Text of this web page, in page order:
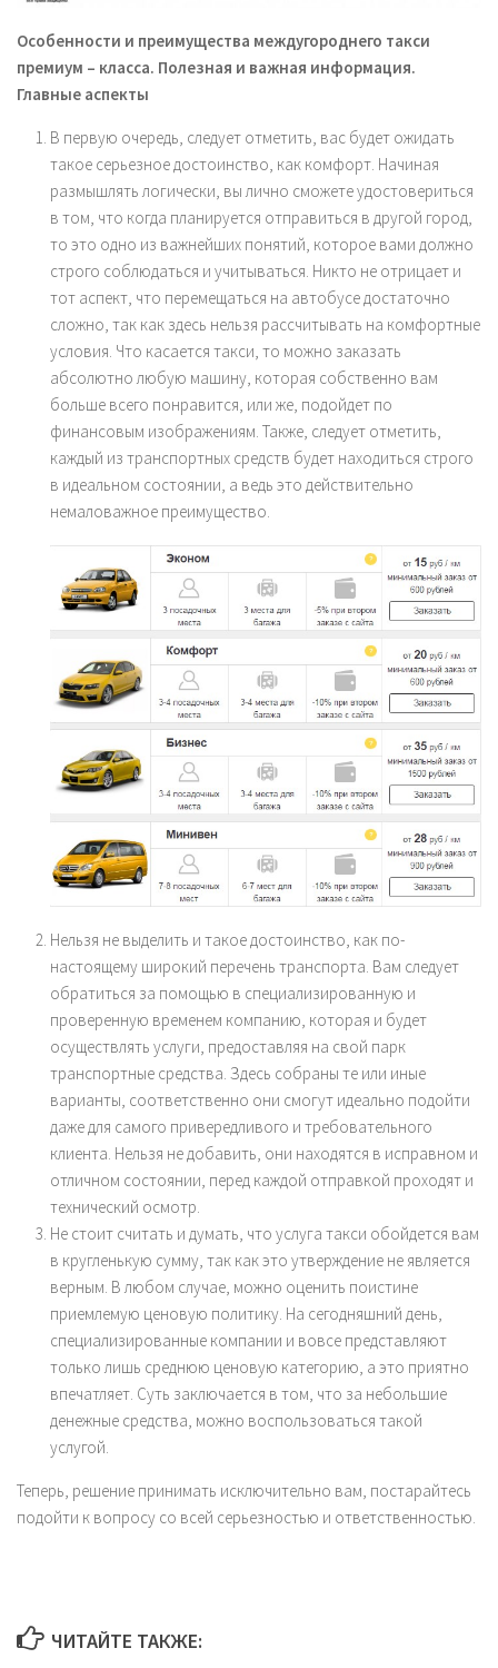
Особенности и преимущества междугороднего такси
премиум – класса. Полезная и важная информация.
Главные аспекты
В первую очередь, следует отметить, вас будет ожидать
такое серьезное достоинство, как комфорт. Начиная
размышлять логически, вы лично сможете удостовериться
в том, что когда планируется отправиться в другой город,
то это одно из важнейших понятий, которое вами должно
строго соблюдаться и учитываться. Никто не отрицает и
тот аспект, что перемещаться на автобусе достаточно
сложно, так как здесь нельзя рассчитывать на комфортные
условия. Что касается такси, то можно заказать
абсолютно любую машину, которая собственно вам
больше всего понравится, или же, подойдет по
финансовым изображениям. Также, следует отметить,
каждый из транспортных средств будет находиться строго
в идеальном состоянии, а ведь это действительно
немаловажное преимущество.
Нельзя не выделить и такое достоинство, как по-
настоящему широкий перечень транспорта. Вам следует
обратиться за помощью в специализированную и
проверенную временем компанию, которая и будет
осуществлять услуги, предоставляя на свой парк
транспортные средства. Здесь собраны те или иные
варианты, соответственно они смогут идеально подойти
даже для самого привередливого и требовательного
клиента. Нельзя не добавить, они находятся в исправном и
отличном состоянии, перед каждой отправкой проходят и
технический осмотр.
Не стоит считать и думать, что услуга такси обойдется вам
в кругленькую сумму, так как это утверждение не является
верным. В любом случае, можно оценить поистине
приемлемую ценовую политику. На сегодняшний день,
специализированные компании и вовсе представляют
только лишь среднюю ценовую категорию, а это приятно
впечатляет. Суть заключается в том, что за небольшие
денежные средства, можно воспользоваться такой
услугой.
Теперь, решение принимать исключительно вам, постарайтесь
подойти к вопросу со всей серьезностью и ответственностью.
ЧИТАЙТЕ ТАКЖЕ: